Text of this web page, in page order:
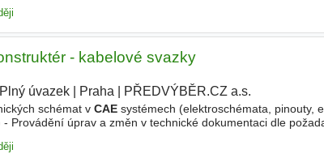
- kabelové svazky
Plný úvazek| Praha PŘEDVÝBĚR.CZ a.s.
schémat v CAEsystémech (elektroschémata, pinouty,
- Provádění úprav a změn v technické dokumentaci dle